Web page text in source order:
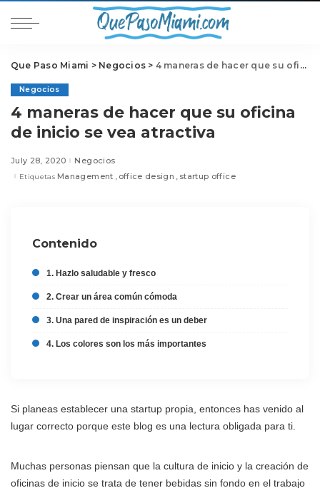
Que Paso Miami > Negocios > 4 maneras de hacer que su oficina de inicio se vea atractiva
Negocios
4 maneras de hacer que su oficina
de inicio se vea atractiva
July 28, 2020 Negocios
Etiquetas Management office design startup office
Contenido
1. Hazlo saludable y fresco
2. Crear un área común cómoda
3. Una pared de inspiración es un deber
4. Los colores son los más importantes
Si planeas establecer una startup propia, entonces has venido al
lugar correcto porque este blog es una lectura obligada para ti.
Muchas personas piensan que la cultura de inicio y la creación de
oficinas de inicio se trata de tener bebidas sin fondo en el trabajo